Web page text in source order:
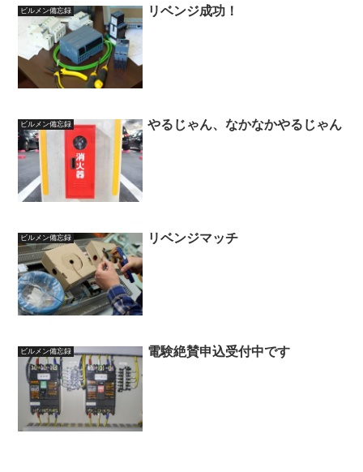
ビルメン備忘録 リベンジ成功！
ビルメン備忘録 やるじゃん、なかなかやるじゃん
ビルメン備忘録 リベンジマッチ
ビルメン備忘録 電験絶賛申込受付中です